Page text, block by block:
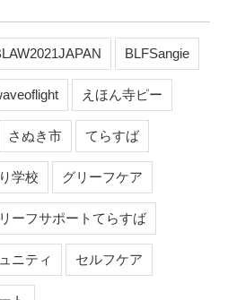
BLFSangie
えほん寺ピー
さぬき市 てらすば
学校 グリーフケア
ーフサポートてらすば
ニティ セルフケア